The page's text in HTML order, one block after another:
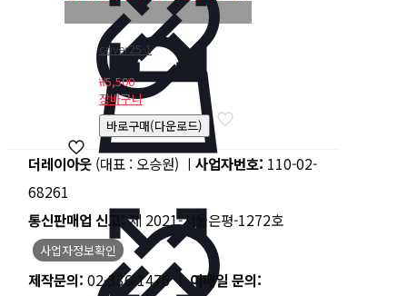
cover25-1
₩5,500
장바구니
바로구매(다운로드)
더레이아웃 (대표 : 오승원) ㅣ 사업자번호: 110-02-
68261
통신판매업 신고:
제 2021-서울은평-1272호
사업자정보확인
제작문의: 02-336-1476 ㅣ이메일 문의: